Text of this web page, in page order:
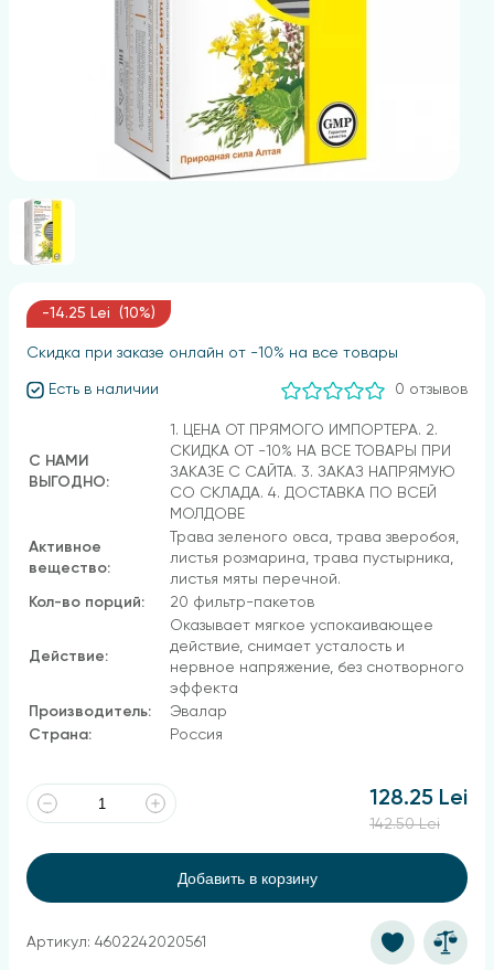
-14.25 Lei (10%)
Скидка при заказе онлайн от -10% на все товары
Есть в наличии 0 отзывов
С НАМИ
ВЫГОДНО:
1. ЦЕНА ОТ ПРЯМОГО ИМПОРТЕРА. 2.
СКИДКА ОТ -10% НА ВСЕ ТОВАРЫ ПРИ
ЗАКАЗЕ С САЙТА. 3. ЗАКАЗ НАПРЯМУЮ
СО СКЛАДА. 4. ДОСТАВКА ПО ВСЕЙ
МОЛДОВЕ
Активное
вещество:
Трава зеленого овса, трава зверобоя,
листья розмарина, трава пустырника,
листья мяты перечной.
Кол-во порций:
20 фильтр-пакетов
Действие:
Оказывает мягкое успокаивающее
действие, снимает усталость и
нервное напряжение, без снотворного
эффекта
Производитель:
Эвалар
Страна:
Россия
128.25 Lei
142.50 Lei
Добавить в корзину
Артикул: 4602242020561